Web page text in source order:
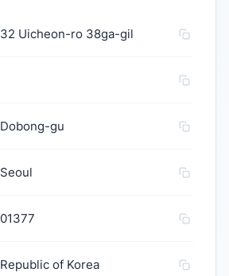
32 Uicheon-ro 38ga-gil
Dobong-gu
Seoul
01377
Republic of Korea